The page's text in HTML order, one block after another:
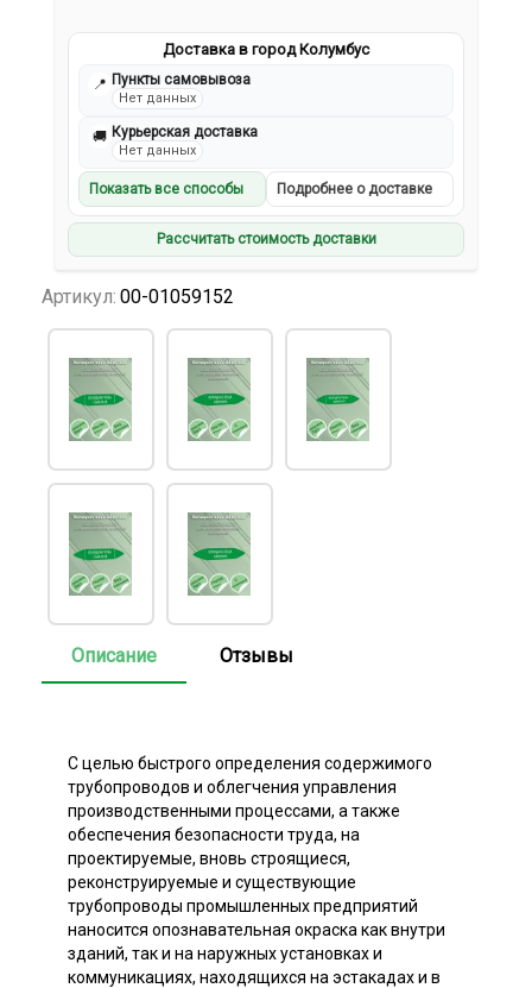
Доставка в город Колумбус
📍 Пункты самовывоза
Нет данных
🚚 Курьерская доставка
Нет данных
Показать все способы Подробнее о доставке
Рассчитать стоимость доставки
Артикул: 00-01059152
Описание Отзывы
С целью быстрого определения содержимого
трубопроводов и облегчения управления
производственными процессами, а также
обеспечения безопасности труда, на
проектируемые, вновь строящиеся,
реконструируемые и существующие
трубопроводы промышленных предприятий
наносится опознавательная окраска как внутри
зданий, так и на наружных установках и
коммуникациях, находящихся на эстакадах и в